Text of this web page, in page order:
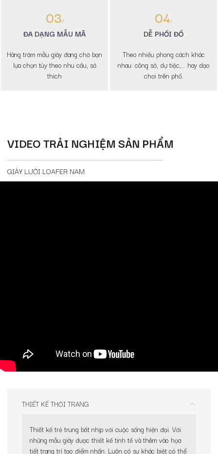
03
ĐA DẠNG MẪU MÃ
Hàng trăm mẫu giày đang chờ bạn
lựa chọn tùy theo nhu cầu, sở
thích
04
DỄ PHỐI ĐỒ
Theo nhiều phong cách khác
nhau: công sở, dự tiệc,... hay dạo
chơi trên phố.
VIDEO TRẢI NGHIỆM SẢN PHẨM
GIÀY LƯỜI LOAFER NAM
THIẾT KẾ THỜI TRANG
Thiết kế trẻ trung bắt nhịp với cuộc sống hiện đại. Với
những mẫu giày được thiết kế tinh tế và thêm vào họa
tiết trang trí tạo điểm nhấn. Luôn có sự khác biệt có thể